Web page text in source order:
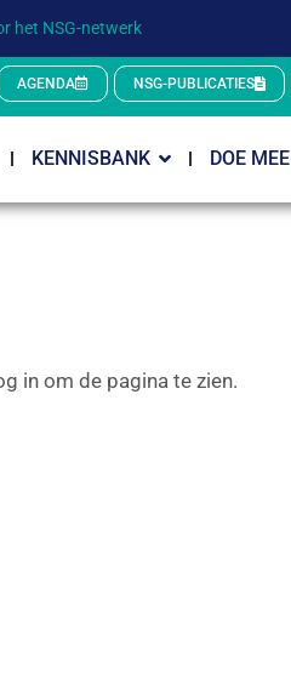
het NSG-netwerk
AGENDA NSG-PUBLICATIES
KENNISBANK DOE MEE
in om de pagina te zien.